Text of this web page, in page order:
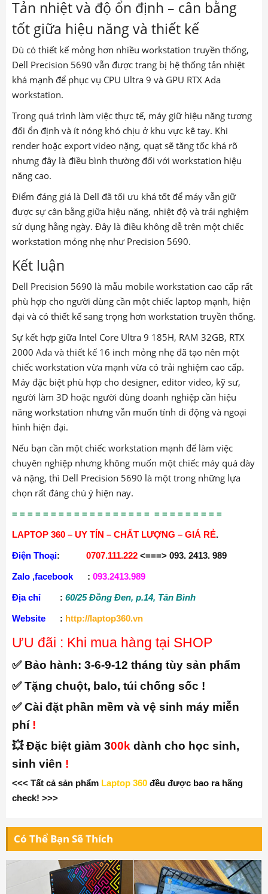
Dell Precision 5690 vẫn được trang bị hệ thống tản nhiệt
khá mạnh để phục vụ CPU Ultra 9 và GPU RTX Ada
workstation.
Trong quá trình làm việc thực tế, máy giữ hiệu năng tương
đối ổn định và ít nóng khó chịu ở khu vực kê tay. Khi
render hoặc export video nặng, quạt sẽ tăng tốc khá rõ
nhưng đây là điều bình thường đối với workstation hiệu
năng cao.
Điểm đáng giá là Dell đã tối ưu khá tốt để máy vẫn giữ
được sự cân bằng giữa hiệu năng, nhiệt độ và trải nghiệm
sử dụng hằng ngày. Đây là điều không dễ trên một chiếc
workstation mỏng nhẹ như Precision 5690.
Kết luận
Dell Precision 5690 là mẫu mobile workstation cao cấp rất
phù hợp cho người dùng cần một chiếc laptop mạnh, hiện
Sự kết hợp giữa Intel Core Ultra 9 185H, RAM 32GB, RTX
2000 Ada và thiết kế 16 inch mỏng nhẹ đã tạo nên một
chiếc workstation vừa mạnh vừa có trải nghiệm cao cấp.
Máy đặc biệt phù hợp cho designer, editor video, kỹ sư,
người làm 3D hoặc người dùng doanh nghiệp cần hiệu
năng workstation nhưng vẫn muốn tính di động và ngoại
hình hiện đại.
Nếu bạn cần một chiếc workstation mạnh để làm việc
chuyên nghiệp nhưng không muốn một chiếc máy quá dày
và nặng, thì Dell Precision 5690 là một trong những lựa
chọn rất đáng chú ý hiện nay.
= = = = = = = = = = = = = = = = = = = = = = = = = = =
LAPTOP 360 – UY TÍN – CHẤT LƯỢNG – GIÁ RẺ
Điện Thoại: 0707.111.222
Zalo ,facebook :093.2413.989
Địa chỉ: 60/25 Đồng Đen, p.14, Tân Bình
Website http://laptop360.vn
ƯU đãi : Khi mua hàng tại SHOP
✅ Bảo hành:3-6-9-12 tháng tùy sản phẩm
✅ Tặng chuột, balo, túi chống sốc !
✅ Cài đặt phần mềm và vệ sinh máy miễn
phí!
💥 Đặc biệt giảm 300kdành cho học sinh,
sinh viên !
<<< Tất cả sản phẩm
check! >>>
Có Thể Bạn Sẽ Thích